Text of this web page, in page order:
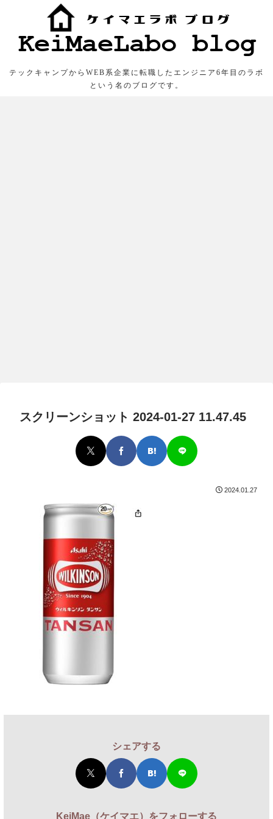
テックキャンプからWEB系企業に転職したエンジニア6年目のラボ
という名のブログです。
スクリーンショット 2024-01-27 11.47.45
2024.01.27
シェアする
KeiMae（ケイマエ）をフォローする